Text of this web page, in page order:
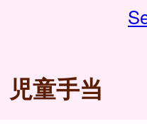
児童手当